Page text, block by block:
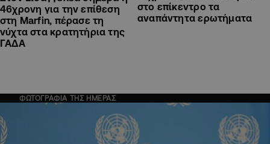
46χρονη για την επίθεση
στη Marfin, πέρασε τη
νύχτα στα κρατητήρια της
ΓΑΔΑ
στο επίκεντρο τα
αναπάντητα ερωτήματα
ΦΩΤΟΓΡΑΦΙΑ ΤΗΣ ΗΜΕΡΑΣ